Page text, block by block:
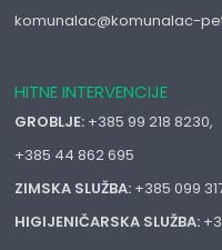
komunalac@komunalac-
HITNE INTERVENCIJE
GROBLJE: +385 99 218 8230,
+385 44 862 695
ZIMSKA SLUŽBA: +385 099
HIGIJENIČARSKA SLUŽBA: